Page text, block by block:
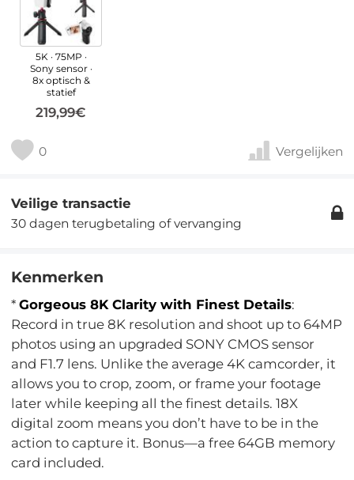
5K · 75MP ·
Sony sensor ·
8x optisch &
statief
219,99€
0 Vergelijken
Veilige transactie
30 dagen terugbetaling of vervanging
Kenmerken
*Gorgeous 8K Clarity with Finest Details:
Record in true 8K resolution and shoot up to 64MP
photos using an upgraded SONY CMOS sensor
and F1.7 lens. Unlike the average 4K camcorder, it
allows you to crop, zoom, or frame your footage
later while keeping all the finest details. 18X
digital zoom means you don’t have to be in the
action to capture it. Bonus—a free 64GB memory
card included.